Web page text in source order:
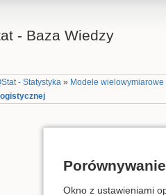
- Baza Wiedzy
- Statystyka » Modele wielowymiarowe
Okno z ustawieniami